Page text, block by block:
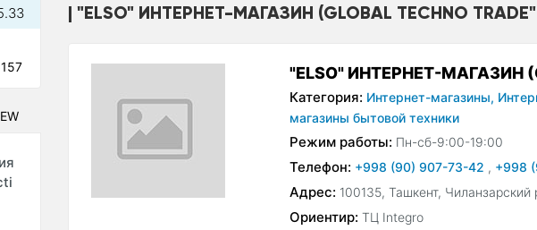
"ELSO" ИНТЕРНЕТ-МАГАЗИН (GLOBAL TECHNO
"ELSO" ИНТЕРНЕТ-МАГАЗИН
Категория: Интернет-магазины,
магазины бытовой техники
Режим работы: Пн-сб-9:00-19:00
Телефон: +998 (90) 907-73-42 , +998
Адрес: 100135, Ташкент,
Ориентир: ТЦ Integro